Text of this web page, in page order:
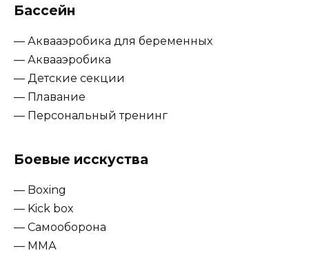
Бассейн
— Аквааэробика для беременных
— Аквааэробика
— Детские секции
— Плавание
— Персональный тренинг
Боевые исскуства
— Boxing
— Kick box
— Самооборона
— MMА